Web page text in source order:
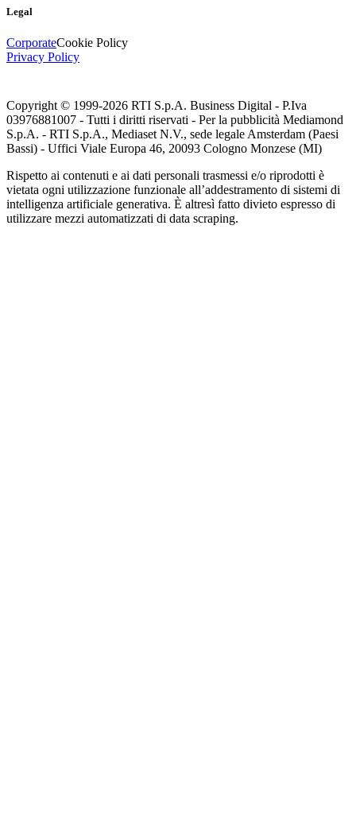
Legal
CorporateCookie Policy
Privacy Policy
Copyright © 1999-2026 RTI S.p.A. Business Digital - P.Iva
03976881007 - Tutti i diritti riservati - Per la pubblicità Mediamond
S.p.A. - RTI S.p.A., Mediaset N.V., sede legale Amsterdam (Paesi
Bassi) - Uffici Viale Europa 46, 20093 Cologno Monzese (MI)
Rispetto ai contenuti e ai dati personali trasmessi e/o riprodotti è
vietata ogni utilizzazione funzionale all’addestramento di sistemi di
intelligenza artificiale generativa. È altresì fatto divieto espresso di
utilizzare mezzi automatizzati di data scraping.